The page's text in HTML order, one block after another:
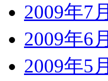
2009年7月
2009年6月
2009年5月